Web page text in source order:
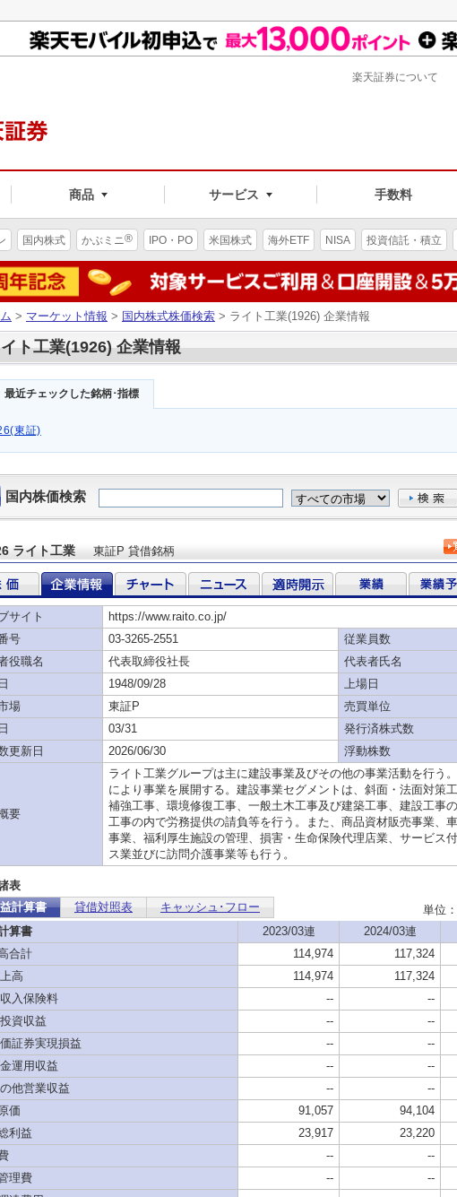
商品 サービス 手数料
楽天証券について
国内株式 かぶミニ® IPO・PO 米国株式 海外ETF NISA 投資信託・積立
> マーケット情報 > 国内株式株価検索 > ライト工業(1926) 企業情報
ト工業(1926) 企業情報
最近チェックした銘柄･指標
東証)